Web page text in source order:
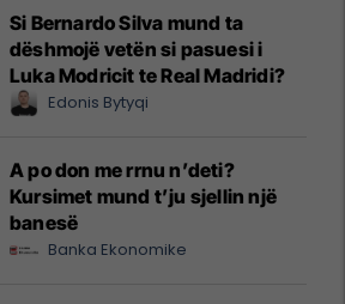
Si Bernardo Silva mund ta
dëshmojë vetën si pasuesi i
Luka Modricit te Real Madridi?
Edonis Bytyqi
A po don me rrnu n’deti?
Kursimet mund t’ju sjellin një
banesë
Banka Ekonomike